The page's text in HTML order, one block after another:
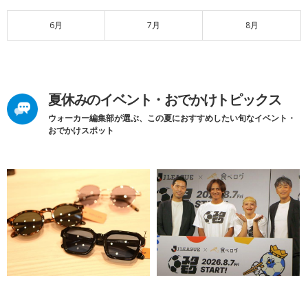
6月 7月 8月
夏休みのイベント・おでかけトピックス
ウォーカー編集部が選ぶ、この夏におすすめしたい旬なイベント・
おでかけスポット